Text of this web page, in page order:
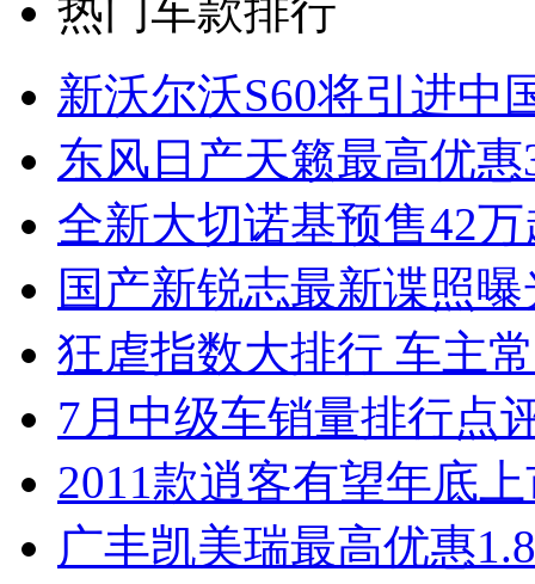
热门车款排行
新沃尔沃S60将引进中
东风日产天籁最高优
全新大切诺基预售42
国产新锐志最新谍照
狂虐指数大排行 车主
7月中级车销量排行点
2011款逍客有望年底
广丰凯美瑞最高优惠